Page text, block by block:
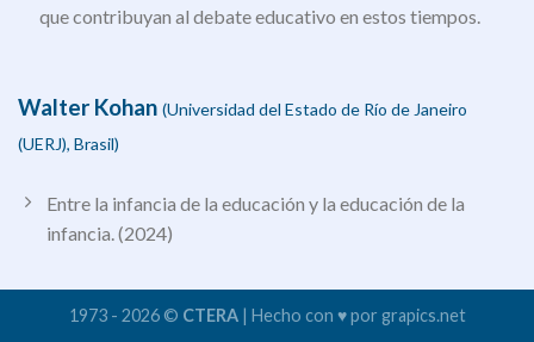
que contribuyan al debate educativo en estos tiempos.
Walter Kohan (Universidad del Estado de Río de Janeiro
(UERJ), Brasil)
Entre la infancia de la educación y la educación de la
infancia. (2024)
1973 - 2026 © CTERA| Hecho con ♥ por grapics.net